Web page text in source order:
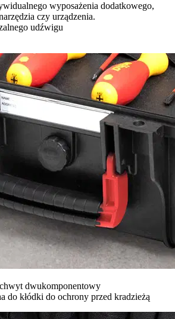
wyposażenia dodatkowego,
czy urządzenia.
udźwigu
dwukomponentowy
do kłódki do ochrony przed kradzieżą